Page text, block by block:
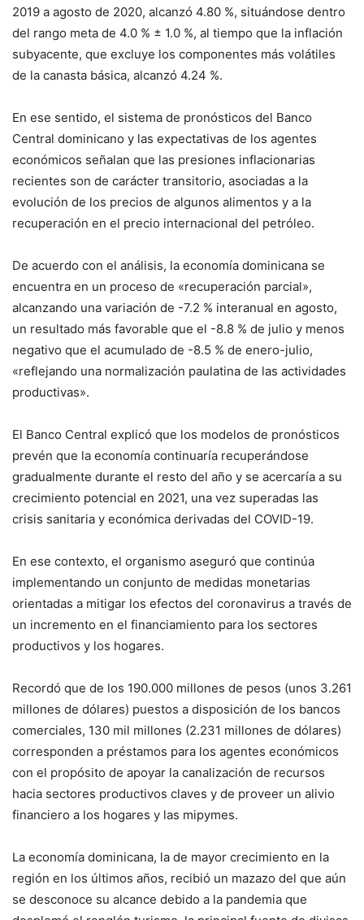
2019 a agosto de 2020, alcanzó 4.80 %, situándose dentro
del rango meta de 4.0 % ± 1.0 %, al tiempo que la inflación
subyacente, que excluye los componentes más volátiles
de la canasta básica, alcanzó 4.24 %.
En ese sentido, el sistema de pronósticos del Banco
Central dominicano y las expectativas de los agentes
económicos señalan que las presiones inflacionarias
recientes son de carácter transitorio, asociadas a la
evolución de los precios de algunos alimentos y a la
recuperación en el precio internacional del petróleo.
De acuerdo con el análisis, la economía dominicana se
encuentra en un proceso de «recuperación parcial»,
alcanzando una variación de -7.2 % interanual en agosto,
un resultado más favorable que el -8.8 % de julio y menos
negativo que el acumulado de -8.5 % de enero-julio,
«reflejando una normalización paulatina de las actividades
productivas».
El Banco Central explicó que los modelos de pronósticos
prevén que la economía continuaría recuperándose
gradualmente durante el resto del año y se acercaría a su
crecimiento potencial en 2021, una vez superadas las
crisis sanitaria y económica derivadas del COVID-19.
En ese contexto, el organismo aseguró que continúa
implementando un conjunto de medidas monetarias
orientadas a mitigar los efectos del coronavirus a través de
un incremento en el financiamiento para los sectores
productivos y los hogares.
Recordó que de los 190.000 millones de pesos (unos 3.261
millones de dólares) puestos a disposición de los bancos
comerciales, 130 mil millones (2.231 millones de dólares)
corresponden a préstamos para los agentes económicos
con el propósito de apoyar la canalización de recursos
hacia sectores productivos claves y de proveer un alivio
financiero a los hogares y las mipymes.
La economía dominicana, la de mayor crecimiento en la
región en los últimos años, recibió un mazazo del que aún
se desconoce su alcance debido a la pandemia que